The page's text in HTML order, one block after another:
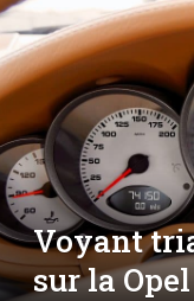
Voyant
sur la